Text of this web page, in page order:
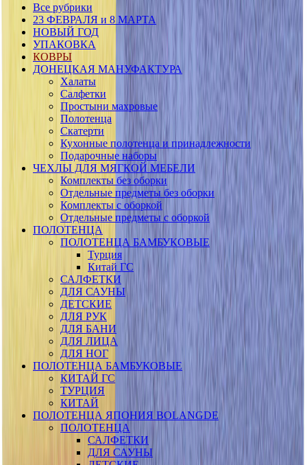
Все рубрики
23 ФЕВРАЛЯ и 8 МАРТА
НОВЫЙ ГОД
УПАКОВКА
КОВРЫ
ДОНЕЦКАЯ МАНУФАКТУРА
Халаты
Салфетки
Простыни махровые
Полотенца
Скатерти
Кухонные полотенца и принадлежности
Подарочные наборы
ЧЕХЛЫ ДЛЯ МЯГКОЙ МЕБЕЛИ
Комплекты без оборки
Отдельные предметы без оборки
Комплекты с оборкой
Отдельные предметы с оборкой
ПОЛОТЕНЦА
ПОЛОТЕНЦА БАМБУКОВЫЕ
Турция
Китай ГС
САЛФЕТКИ
ДЛЯ САУНЫ
ДЕТСКИЕ
ДЛЯ РУК
ДЛЯ БАНИ
ДЛЯ ЛИЦА
ДЛЯ НОГ
ПОЛОТЕНЦА БАМБУКОВЫЕ
КИТАЙ ГС
ТУРЦИЯ
КИТАЙ
ПОЛОТЕНЦА ЯПОНИЯ BOLANGDE
ПОЛОТЕНЦА
САЛФЕТКИ
ДЛЯ САУНЫ